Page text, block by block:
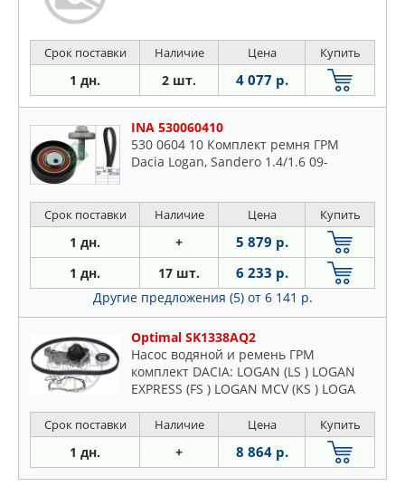
Срок поставки Наличие Цена Купить
1 дн. 2 шт. 4 077 р.
INA 530060410
530 0604 10 Комплект ремня ГРМ
Dacia Logan, Sandero 1.4/1.6 09-
Срок поставки Наличие Цена Купить
1 дн. + 5 879 р.
1 дн. 17 шт. 6 233 р.
Другие предложения (5) от 6 141 р.
Optimal SK1338AQ2
Насос водяной и ремень ГРМ
комплект DACIA: LOGAN (LS ) LOGAN
EXPRESS (FS ) LOGAN MCV (KS ) LOGA
Срок поставки Наличие Цена Купить
1 дн. + 8 864 р.